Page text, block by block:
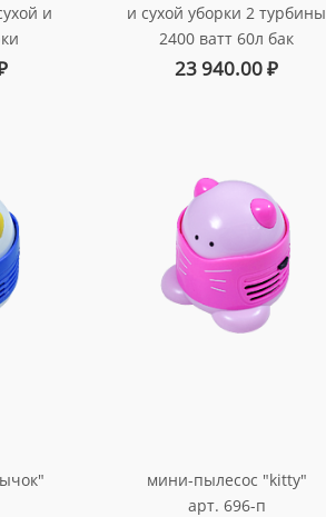
и
и сухой уборки 2 турбины
2400 ватт 60л бак
арт. au-0160224
23 940.00₽
мини-пылесос "kitty"
арт. 696-п